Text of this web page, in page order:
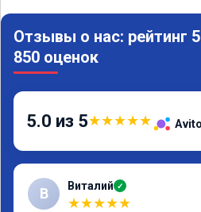
Отзывы о нас: рейтинг
850 оценок
5.0 из 5★★★★★ Avito
В Виталий ✓
★★★★★